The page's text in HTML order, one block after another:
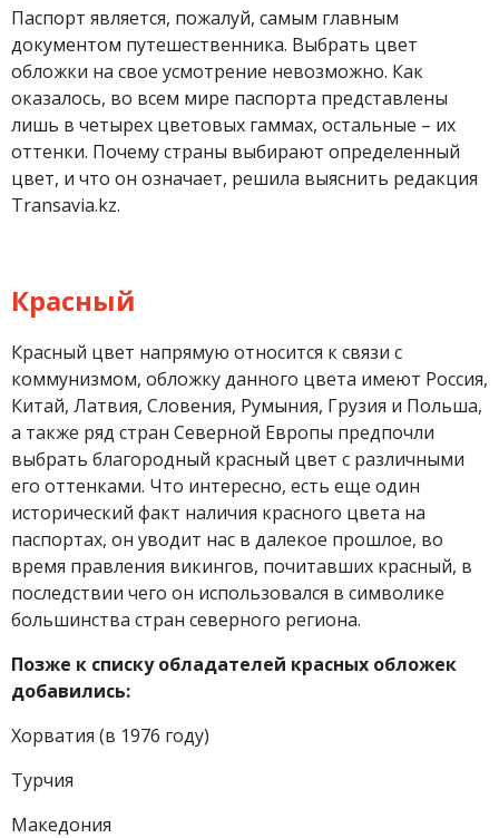
Паспорт является, пожалуй, самым главным
документом путешественника. Выбрать цвет
обложки на свое усмотрение невозможно. Как
оказалось, во всем мире паспорта представлены
лишь в четырех цветовых гаммах, остальные – их
оттенки. Почему страны выбирают определенный
цвет, и что он означает, решила выяснить редакция
Transavia.kz.
Красный
Красный цвет напрямую относится к связи с
коммунизмом, обложку данного цвета имеют Россия,
Китай, Латвия, Словения, Румыния, Грузия и Польша,
а также ряд стран Северной Европы предпочли
выбрать благородный красный цвет с различными
его оттенками. Что интересно, есть еще один
исторический факт наличия красного цвета на
паспортах, он уводит нас в далекое прошлое, во
время правления викингов, почитавших красный, в
последствии чего он использовался в символике
большинства стран северного региона.
Позже к списку обладателей красных обложек
добавились:
Хорватия (в 1976 году)
Турчия
Македония